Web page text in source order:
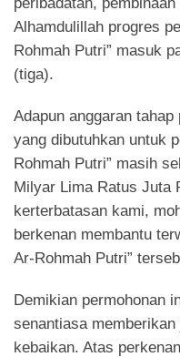
Alhamdulillah progres
Rohmah Putri” masuk
(tiga).
Adapun anggaran
yang dibutuhkan untuk
Rohmah Putri” masih
Milyar Lima Ratus Juta
kerterbatasan kami,
berkenan membantu
Ar-Rohmah Putri”
Demikian permohonan
senantiasa
kebaikan. Atas